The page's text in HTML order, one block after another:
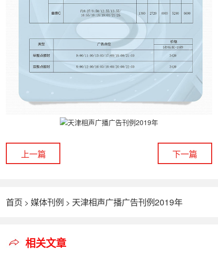
上一篇 下一篇
首页 > 媒体刊例 > 天津相声广播广告刊例2019年
相关文章